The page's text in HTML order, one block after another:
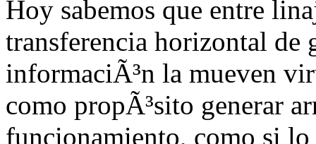
Hoy sabemos que entre
transferencia horizontal de
informaciÃ³n la mueven
como propÃ³sito generar
funcionamiento, como si